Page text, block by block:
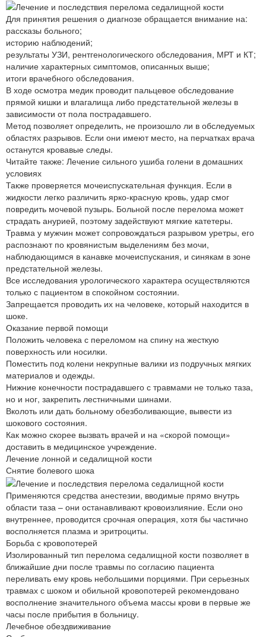
Для принятия решения о диагнозе обращается внимание на:
рассказы больного;
историю наблюдений;
результаты УЗИ, рентгенологического обследования, МРТ и КТ;
наличие характерных симптомов, описанных выше;
итоги врачебного обследования.
В ходе осмотра медик проводит пальцевое обследование
прямой кишки и влагалища либо предстательной железы в
зависимости от пола пострадавшего.
Метод позволяет определить, не произошло ли в обследуемых
областях разрывов. Если они имеют место, на перчатках врача
останутся кровавые следы.
Читайте также: Лечение сильного ушиба голени в домашних
условиях
Также проверяется мочеиспускательная функция. Если в
жидкости легко различить ярко-красную кровь, удар смог
повредить мочевой пузырь. Больной после перелома может
страдать анурией, поэтому задействуют мягкие катетеры.
Травма у мужчин может сопровождаться разрывом уретры, его
распознают по кровянистым выделениям без мочи,
наблюдающимся в канавке мочеиспускания, и синякам в зоне
предстательной железы.
Все исследования урологического характера осуществляются
только с пациентом в спокойном состоянии.
Запрещается проводить их на человеке, который находится в
шоке.
Оказание первой помощи
Положить человека с переломом на спину на жесткую
поверхность или носилки.
Поместить под колени некрупные валики из подручных мягких
материалов и одежды.
Нижние конечности пострадавшего с травмами не только таза,
но и ног, закрепить лестничными шинами.
Вколоть или дать больному обезболивающие, вывести из
шокового состояния.
Как можно скорее вызвать врачей и на «скорой помощи»
доставить в медицинское учреждение.
Лечение лонной и седалищной кости
Снятие болевого шока
Применяются средства анестезии, вводимые прямо внутрь
области таза – они останавливают кровоизлияние. Если оно
внутреннее, проводится срочная операция, хотя бы частично
восполняется плазма и эритроциты.
Борьба с кровопотерей
Изолированный тип перелома седалищной кости позволяет в
ближайшие дни после травмы по согласию пациента
переливать ему кровь небольшими порциями. При серьезных
травмах с шоком и обильной кровопотерей рекомендовано
восполнение значительного объема массы крови в первые же
часы после прибытия в больницу.
Лечебное обездвиживание